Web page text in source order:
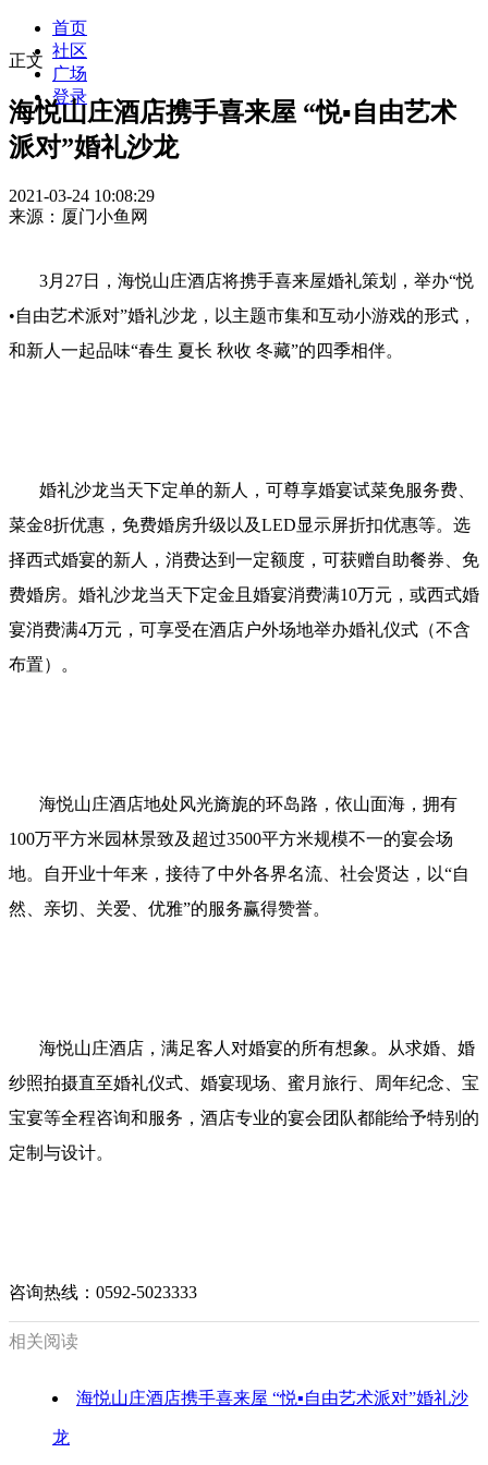
首页
社区
广场
登录
正文
海悦山庄酒店携手喜来屋 “悦▪自由艺术
派对”婚礼沙龙
2021-03-24 10:08:29
来源：厦门小鱼网
3月27日，海悦山庄酒店将携手喜来屋婚礼策划，举办“悦
•自由艺术派对”婚礼沙龙，以主题市集和互动小游戏的形式，
和新人一起品味“春生 夏长 秋收 冬藏”的四季相伴。
婚礼沙龙当天下定单的新人，可尊享婚宴试菜免服务费、
菜金8折优惠，免费婚房升级以及LED显示屏折扣优惠等。选
择西式婚宴的新人，消费达到一定额度，可获赠自助餐券、免
费婚房。婚礼沙龙当天下定金且婚宴消费满10万元，或西式婚
宴消费满4万元，可享受在酒店户外场地举办婚礼仪式（不含
布置）。
海悦山庄酒店地处风光旖旎的环岛路，依山面海，拥有
100万平方米园林景致及超过3500平方米规模不一的宴会场
地。自开业十年来，接待了中外各界名流、社会贤达，以“自
然、亲切、关爱、优雅”的服务赢得赞誉。
海悦山庄酒店，满足客人对婚宴的所有想象。从求婚、婚
纱照拍摄直至婚礼仪式、婚宴现场、蜜月旅行、周年纪念、宝
宝宴等全程咨询和服务，酒店专业的宴会团队都能给予特别的
定制与设计。
咨询热线：0592-5023333
相关阅读
海悦山庄酒店携手喜来屋 “悦▪自由艺术派对”婚礼沙
龙